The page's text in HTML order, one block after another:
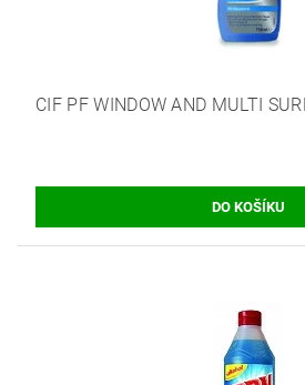
CIF PF WINDOW AND MULTI